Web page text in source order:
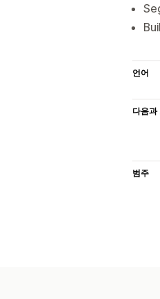
언어
다음과
범주